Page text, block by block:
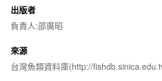
出版者
負責人:邵廣昭
來源
台灣魚類資料庫(http://